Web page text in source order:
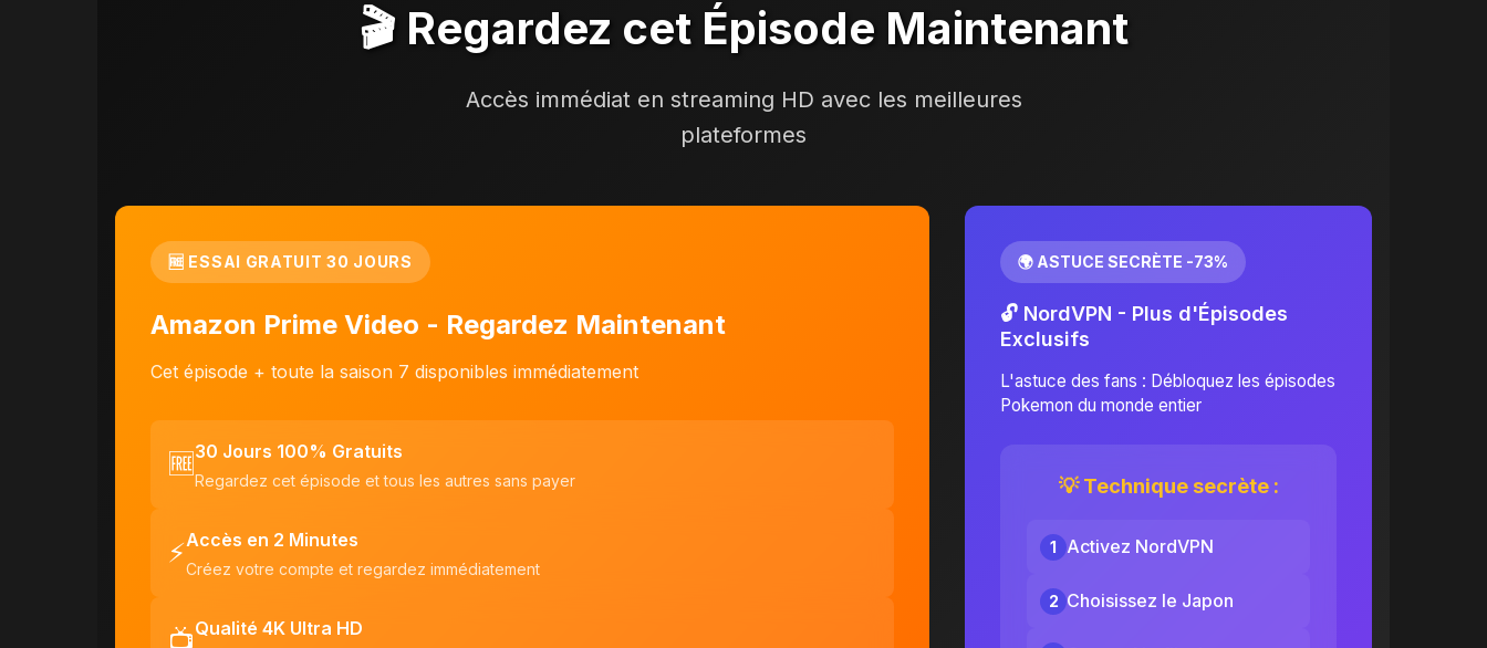
🎬 Regardez cet Épisode Maintenant
Accès immédiat en streaming HD avec les meilleures
plateformes
🆓 ESSAI GRATUIT 30 JOURS
Amazon Prime Video - Regardez Maintenant
Cet épisode + toute la saison 7 disponibles immédiatement
🆓30 Jours 100% Gratuits
Regardez cet épisode et tous les autres sans payer
⚡Accès en 2 Minutes
Créez votre compte et regardez immédiatement
📺Qualité 4K Ultra HD
🌍 ASTUCE SECRÈTE -73%
🔓 NordVPN - Plus d'Épisodes
Exclusifs
L'astuce des fans : Débloquez les épisodes
Pokemon du monde entier
💡 Technique secrète :
1 Activez NordVPN
2 Choisissez le Japon